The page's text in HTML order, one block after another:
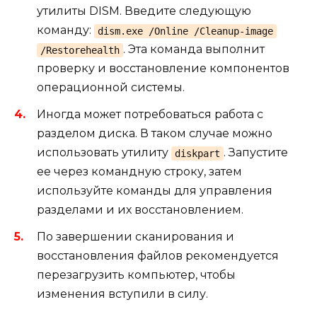
утилиты DISM. Введите следующую
команду:
dism.exe /Online /Cleanup-image
/Restorehealth . Эта команда выполнит
проверку и восстановление компонентов
операционной системы.
Иногда может потребоваться работа с
разделом диска. В таком случае можно
использовать утилиту diskpart . Запустите
ее через командную строку, затем
используйте команды для управления
разделами и их восстановлением.
По завершении сканирования и
восстановления файлов рекомендуется
перезагрузить компьютер, чтобы
изменения вступили в силу.